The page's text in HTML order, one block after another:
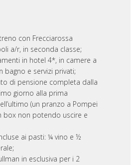
con Frecciarossa
a/r, in seconda classe;
in hotel 4*, in camere a
bagno e servizi privati;
di pensione completa dalla
giorno alla prima
(un pranzo a Pompei
box non potendo uscire e
ai pasti: ¼ vino e ½
in esclusiva per i 2